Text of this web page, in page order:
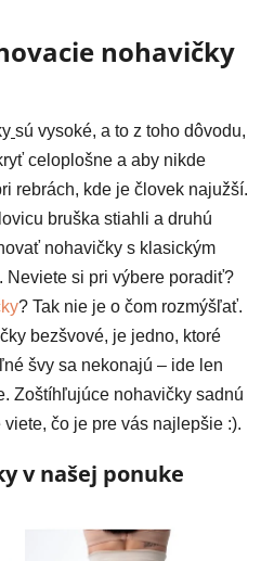
nohavičky
sú vysoké, a to z toho dôvodu,
celoplošne a aby nikde
rebrách, kde je človek najužší.
bruška stiahli a druhú
nohavičky s klasickým
Neviete si pri výbere poradiť?
? Tak nie je o čom rozmýšľať.
bezšvové, je jedno, ktoré
švy sa nekonajú – ide len
Zoštíhľujúce nohavičky sadnú
čo je pre vás najlepšie :).
v našej ponuke